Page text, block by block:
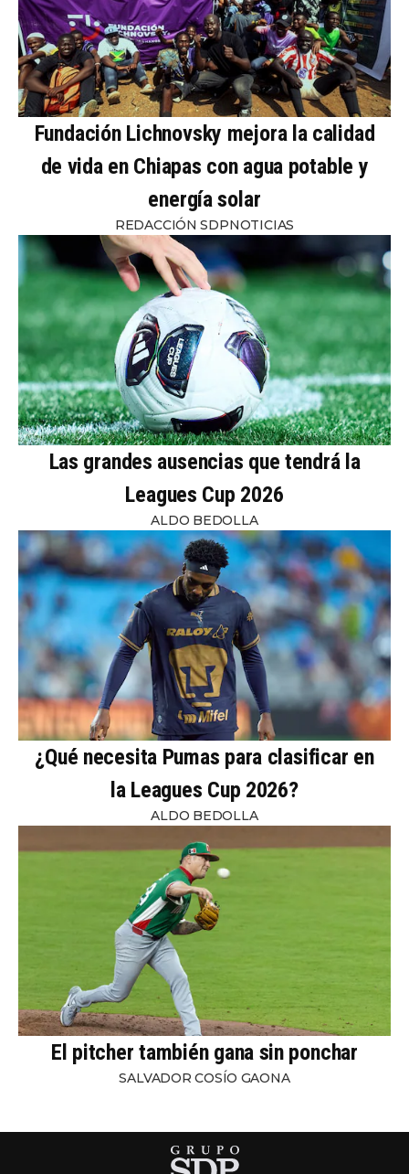
Fundación Lichnovsky mejora la calidad
de vida en Chiapas con agua potable y
energía solar
REDACCIÓN SDPNOTICIAS
Las grandes ausencias que tendrá la
Leagues Cup 2026
ALDO BEDOLLA
¿Qué necesita Pumas para clasificar en
la Leagues Cup 2026?
ALDO BEDOLLA
El pitcher también gana sin ponchar
SALVADOR COSÍO GAONA